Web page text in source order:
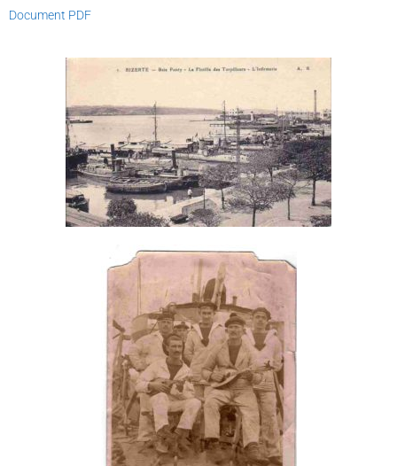
Document PDF